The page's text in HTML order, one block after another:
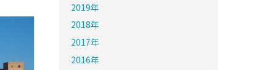
2019年
2018年
2017年
2016年